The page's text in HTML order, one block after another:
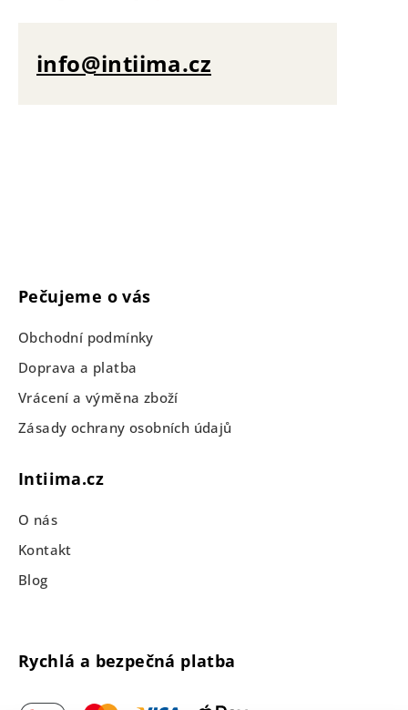
info@intiima.cz
Pečujeme o vás
Obchodní podmínky
Doprava a platba
Vrácení a výměna zboží
Zásady ochrany osobních údajů
Intiima.cz
O nás
Kontakt
Blog
Rychlá a bezpečná platba